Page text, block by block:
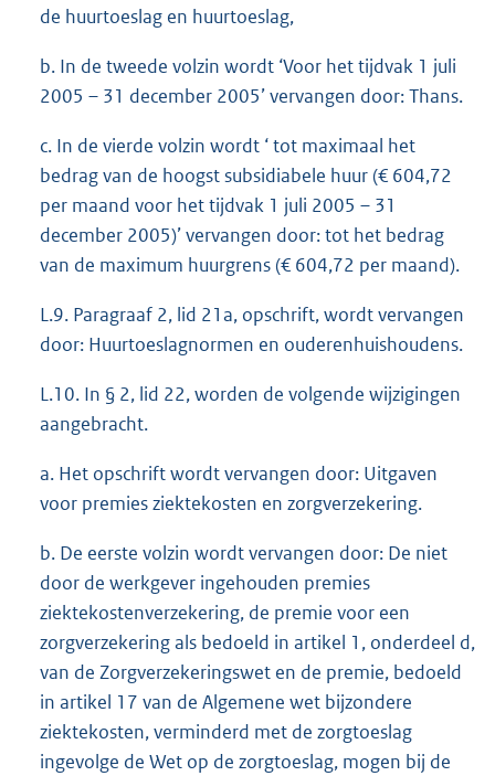
de huurtoeslag en huurtoeslag,
b. In de tweede volzin wordt ‘Voor het tijdvak 1 juli
2005 – 31 december 2005’ vervangen door: Thans.
c. In de vierde volzin wordt ‘ tot maximaal het
bedrag van de hoogst subsidiabele huur (€ 604,72
per maand voor het tijdvak 1 juli 2005 – 31
december 2005)’ vervangen door: tot het bedrag
van de maximum huurgrens (€ 604,72 per maand).
L.9. Paragraaf 2, lid 21a, opschrift, wordt vervangen
door: Huurtoeslagnormen en ouderenhuishoudens.
L.10. In § 2, lid 22, worden de volgende wijzigingen
aangebracht.
a. Het opschrift wordt vervangen door: Uitgaven
voor premies ziektekosten en zorgverzekering.
b. De eerste volzin wordt vervangen door: De niet
door de werkgever ingehouden premies
ziektekostenverzekering, de premie voor een
zorgverzekering als bedoeld in artikel 1, onderdeel d,
van de Zorgverzekeringswet en de premie, bedoeld
in artikel 17 van de Algemene wet bijzondere
ziektekosten, verminderd met de zorgtoeslag
ingevolge de Wet op de zorgtoeslag, mogen bij de